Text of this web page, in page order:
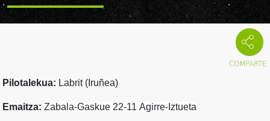
Pilotalekua: Labrit (Iruñea)
Emaitza: Zabala-Gaskue 22-11 Agirre-Iztueta